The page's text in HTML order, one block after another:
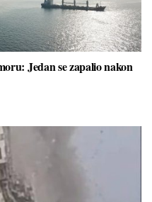
Jedan se zapalio nakon